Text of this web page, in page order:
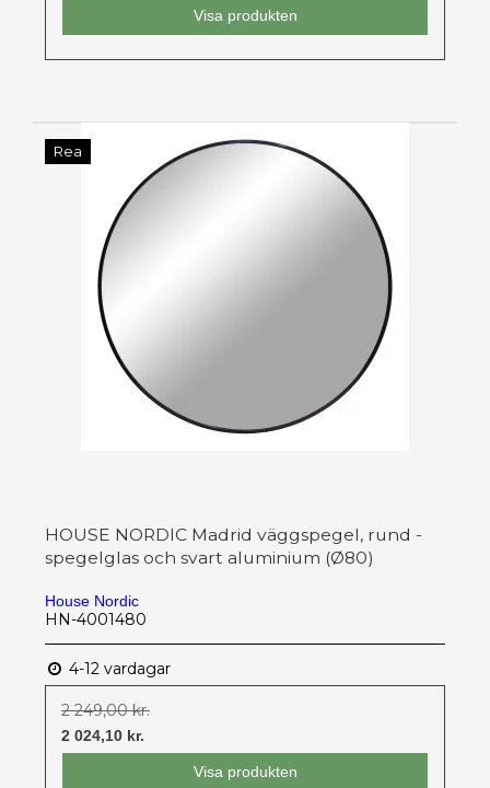
Visa produkten
Rea
HOUSE NORDIC Madrid väggspegel, rund -
spegelglas och svart aluminium (Ø80)
House Nordic
HN-4001480
4-12 vardagar
2 249,00 kr.
2 024,10 kr.
Visa produkten